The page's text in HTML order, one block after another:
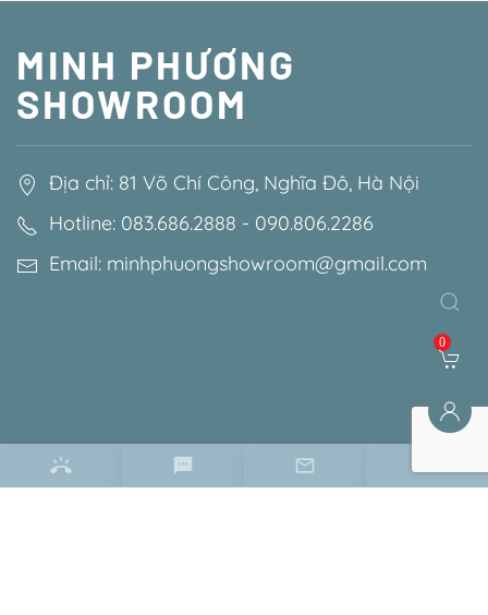
MINH PHƯƠNG
SHOWROOM
Địa chỉ: 81 Võ Chí Công, Nghĩa Đô, Hà Nội
Hotline: 083.686.2888 - 090.806.2286
Email: minhphuongshowroom@gmail.com
0